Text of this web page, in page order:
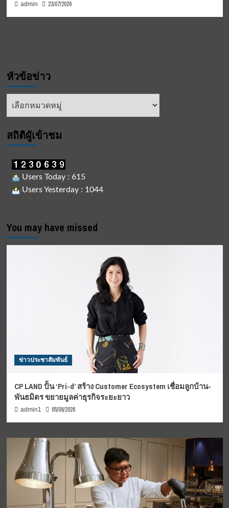
admin 23/07/2026
หัวข้อข่าว
หัวข้อ
สถิติผูัเข้าชม
Users Today : 615
Users Yesterday : 1044
You may have missed
ข่าวประชาสัมพันธ์
CP LAND ปั้น ‘Pri-d’ สร้าง Customer Ecosystem เชื่อมลูกบ้าน-
พันธมิตร ขยายมูลค่าธุรกิจระยะยาว
admin1 05/08/2026